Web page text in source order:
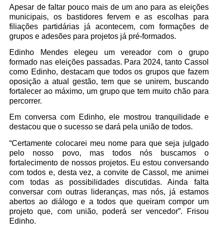
Apesar de faltar pouco mais de um ano para as eleições
municipais, os bastidores fervem e as escolhas para
filiações partidárias já acontecem, com formações de
grupos e adesões para projetos já pré-formados.
Edinho Mendes elegeu um vereador com o grupo
formado nas eleições passadas. Para 2024, tanto Cassol
como Edinho, destacam que todos os grupos que fazem
oposição a atual gestão, tem que se unirem, buscando
fortalecer ao máximo, um grupo que tem muito chão para
percorrer.
Em conversa com Edinho, ele mostrou tranquilidade e
destacou que o sucesso se dará pela união de todos.
“Certamente colocarei meu nome para que seja julgado
pelo nosso povo, mas todos nós buscamos o
fortalecimento de nossos projetos. Eu estou conversando
com todos e, desta vez, a convite de Cassol, me animei
com todas as possibilidades discutidas. Ainda falta
conversar com outras lideranças, mas nós, já estamos
abertos ao diálogo e a todos que queiram compor um
projeto que, com união, poderá ser vencedor”. Frisou
Edinho.